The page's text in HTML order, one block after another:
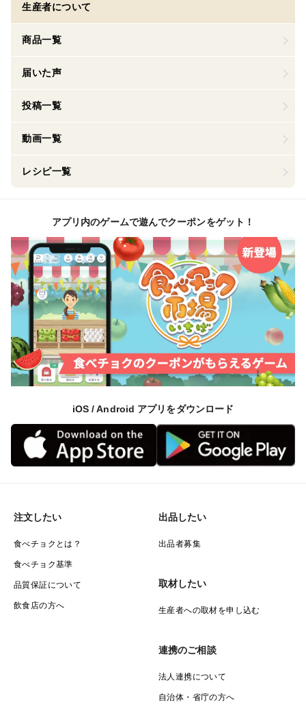
生産者について
商品一覧
届いた声
投稿一覧
動画一覧
レシピ一覧
アプリ内のゲームで遊んでクーポンをゲット！
iOS / Android アプリをダウンロード
注文したい
食べチョクとは？
食べチョク基準
品質保証について
飲食店の方へ
出品したい
出品者募集
取材したい
生産者への取材を申し込む
連携のご相談
法人連携について
自治体・省庁の方へ